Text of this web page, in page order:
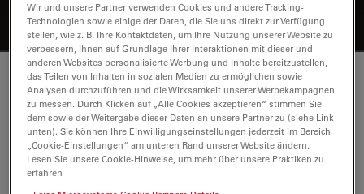
Coater EM ACE600 konfigurieren
Hochvakuum-Beschichtungssystem für
ein breites Spektrum von Anwendungen
Ausgestattet mit einer konfigurierbaren
Prozesskammer aus Metall ist der Sputter-Coater EM
Wir und unsere Partner verwenden Cookies und andere Tracking-
Technologien sowie einige der Daten, die Sie uns direkt zur Verfügung
stellen, wie z. B. Ihre Kontaktdaten, um Ihre Nutzung unserer Website zu
verbessern, Ihnen auf Grundlage Ihrer Interaktionen mit dieser und
anderen Websites personalisierte Werbung und Inhalte bereitzustellen,
das Teilen von Inhalten in sozialen Medien zu ermöglichen sowie
Analysen durchzuführen und die Wirksamkeit unserer Werbekampagnen
zu messen. Durch Klicken auf „Alle Cookies akzeptieren“ stimmen Sie
dem sowie der Weitergabe dieser Daten an unsere Partner zu (siehe Link
unten). Sie können Ihre Einwilligungseinstellungen jederzeit im Bereich
„Cookie-Einstellungen“ am unteren Rand unserer Website ändern.
Lesen Sie unsere Cookie-Hinweise, um mehr über unsere Praktiken zu
erfahren